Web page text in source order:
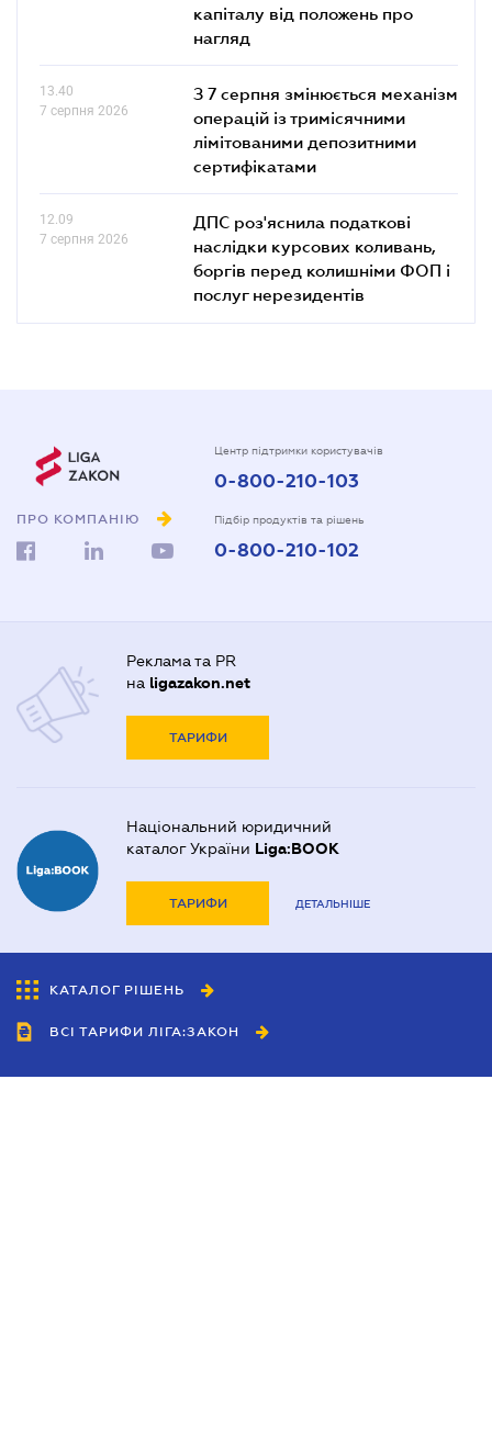
капіталу від положень про
нагляд
13.40
7 серпня 2026
З 7 серпня змінюється механізм
операцій із тримісячними
лімітованими депозитними
сертифікатами
12.09
7 серпня 2026
ДПС роз'яснила податкові
наслідки курсових коливань,
боргів перед колишніми ФОП і
послуг нерезидентів
ПРО КОМПАНІЮ
Центр підтримки користувачів
0-800-210-103
Підбір продуктів та рішень
0-800-210-102
Реклама та PR
на ligazakon.net
ТАРИФИ
Національний юридичний
каталог України Liga:BOOK
ТАРИФИ ДЕТАЛЬНІШЕ
КАТАЛОГ РІШЕНЬ
ВСІ ТАРИФИ ЛІГА:ЗАКОН